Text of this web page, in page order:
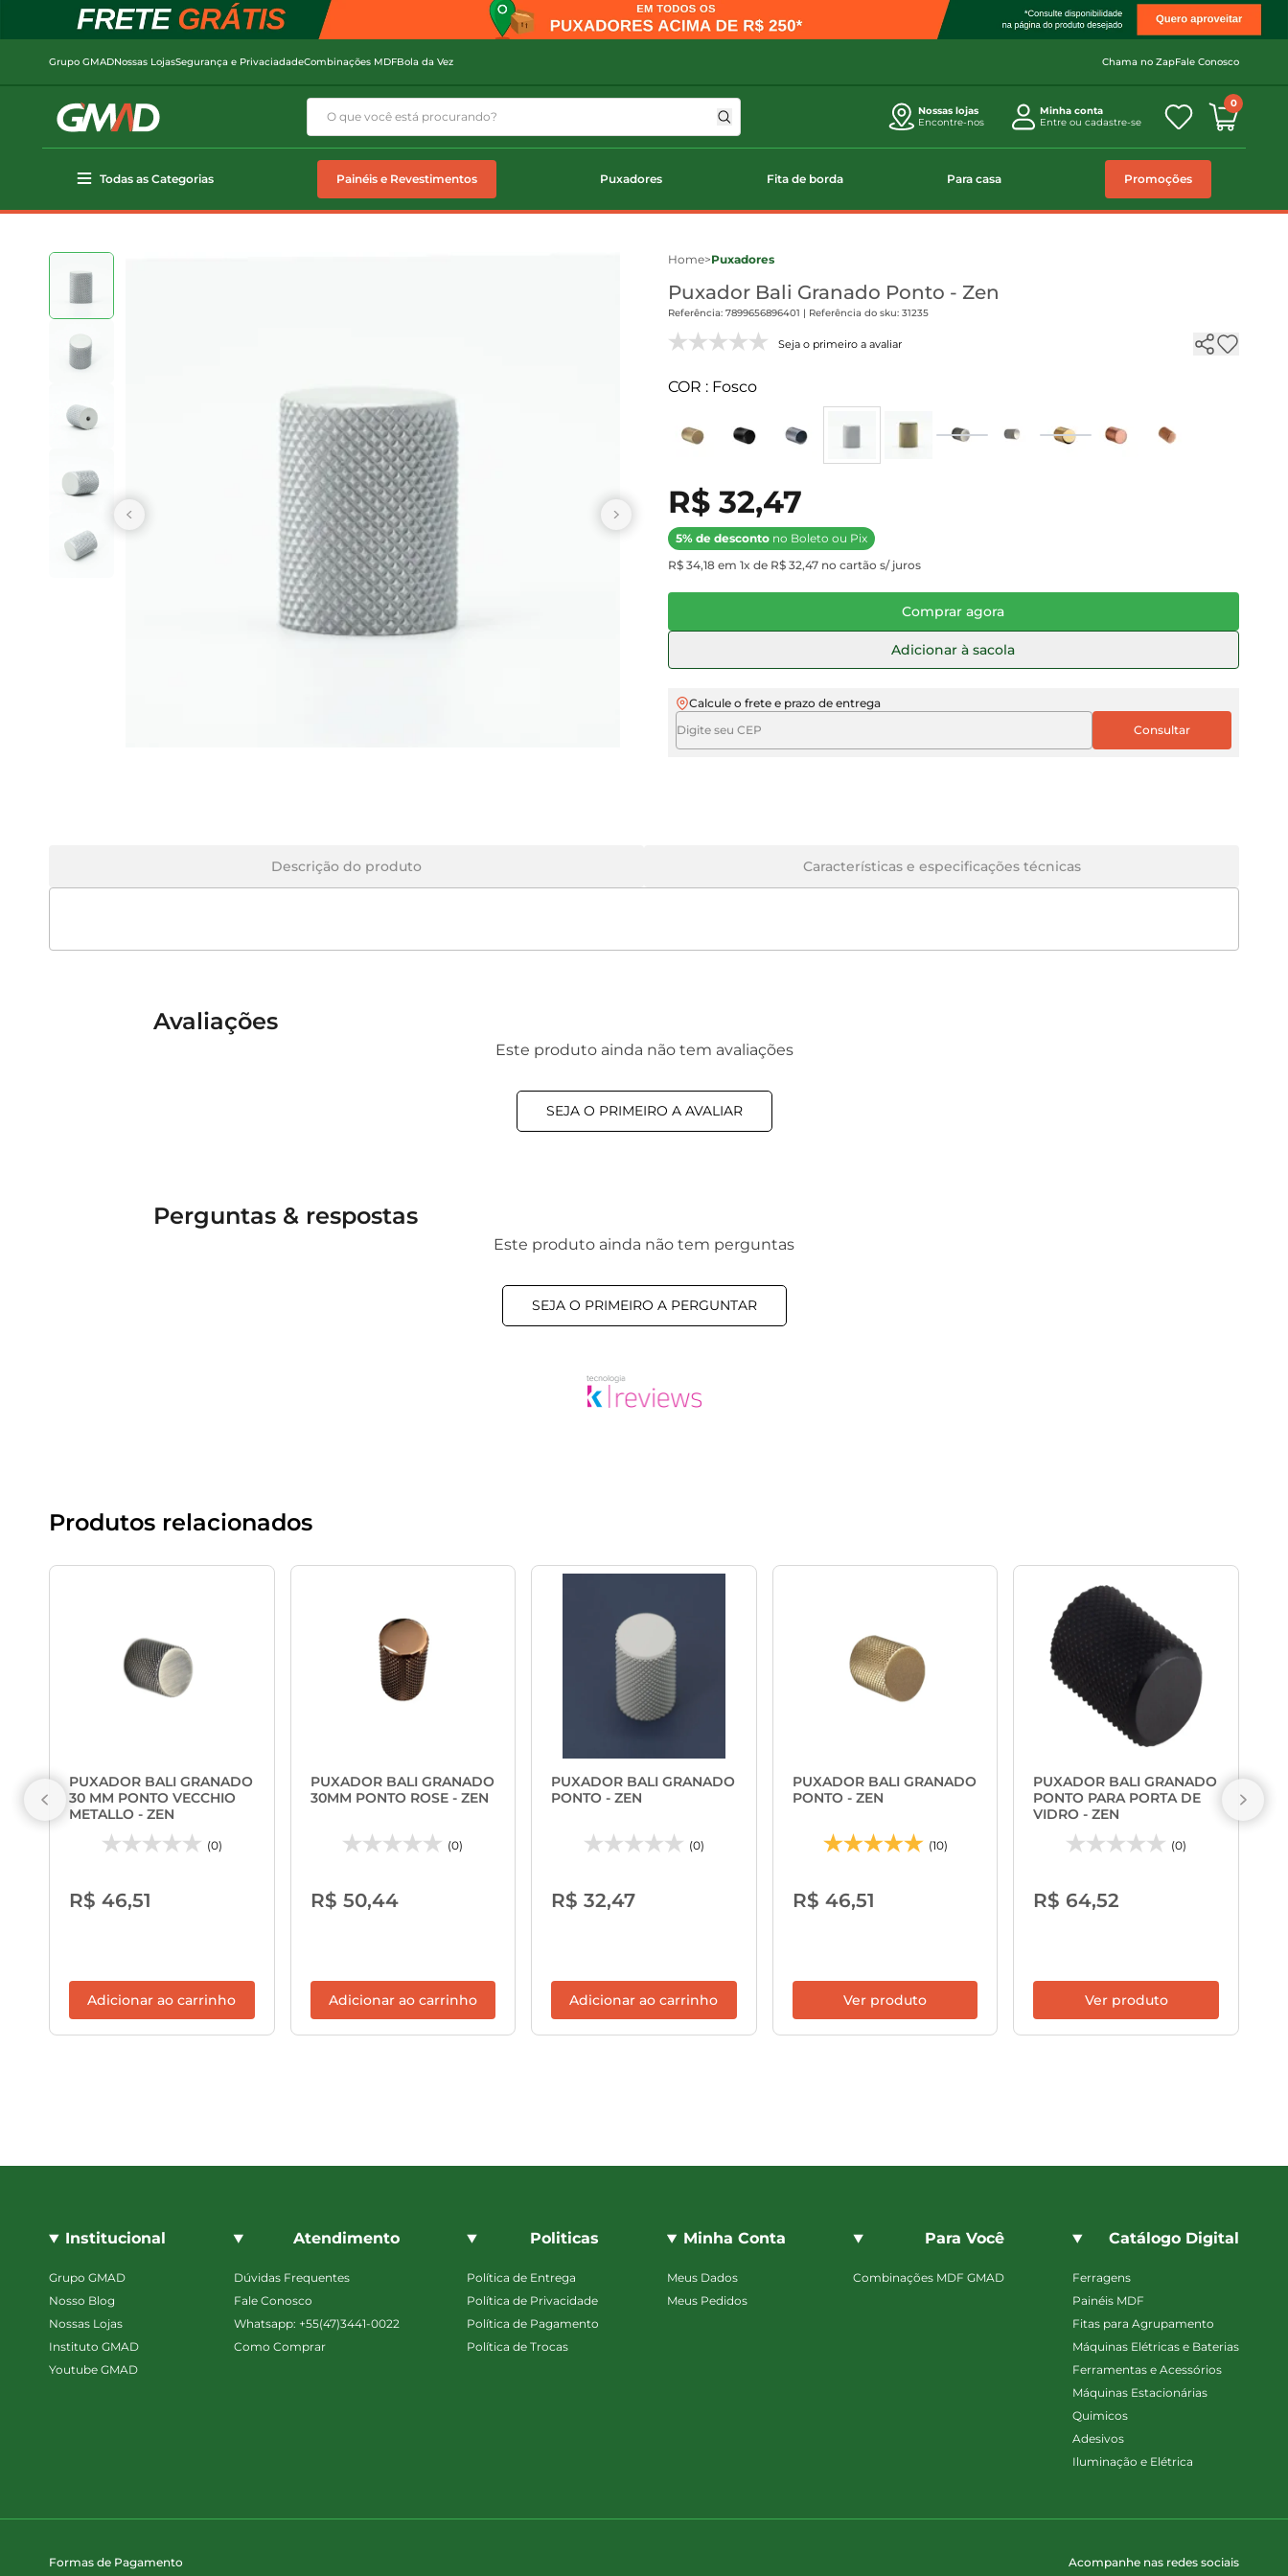
Grupo GMADNossas LojasSegurança e PrivaciadadeCombinações MDFBola da Vez Chama no ZapFale Conosco
Nossas lojas
Encontre-nos
Minha conta
Entre ou cadastre-se
0
Todas as Categorias Painéis e Revestimentos Puxadores Fita de borda Para casa Promoções
Home>Puxadores
Puxador Bali Granado Ponto - Zen
Referência: 7899656896401 | Referência do sku: 31235
Seja o primeiro a avaliar
COR : Fosco
R$ 32,47
5% de descontono Boleto ou Pix
R$ 34,18 em 1x de R$ 32,47 no cartão s/ juros
Comprar agora
Adicionar à sacola
Calcule o frete e prazo de entrega
Descrição do produto Características e especificações técnicas
Avaliações
Este produto ainda não tem avaliações
SEJA O PRIMEIRO A AVALIAR
Perguntas & respostas
Este produto ainda não tem perguntas
SEJA O PRIMEIRO A PERGUNTAR
Produtos relacionados
PUXADOR BALI GRANADO
30 MM PONTO VECCHIO
METALLO - ZEN
(0)
R$ 46,51
Adicionar ao carrinho
PUXADOR BALI GRANADO
30MM PONTO ROSE - ZEN
(0)
R$ 50,44
Adicionar ao carrinho
PUXADOR BALI GRANADO
PONTO - ZEN
(0)
R$ 32,47
Adicionar ao carrinho
PUXADOR BALI GRANADO
PONTO - ZEN
(10)
R$ 46,51
Ver produto
PUXADOR BALI GRANADO
PONTO PARA PORTA DE
VIDRO - ZEN
(0)
R$ 64,52
Ver produto
Institucional
Grupo GMAD
Nosso Blog
Nossas Lojas
Instituto GMAD
Youtube GMAD
Atendimento
Dúvidas Frequentes
Fale Conosco
Whatsapp: +55(47)3441-0022
Como Comprar
Politicas
Política de Entrega
Política de Privacidade
Política de Pagamento
Política de Trocas
Minha Conta
Meus Dados
Meus Pedidos
Para Você
Combinações MDF GMAD
Catálogo Digital
Ferragens
Painéis MDF
Fitas para Agrupamento
Máquinas Elétricas e Baterias
Ferramentas e Acessórios
Máquinas Estacionárias
Quimicos
Adesivos
Iluminação e Elétrica
Formas de Pagamento Acompanhe nas redes sociais